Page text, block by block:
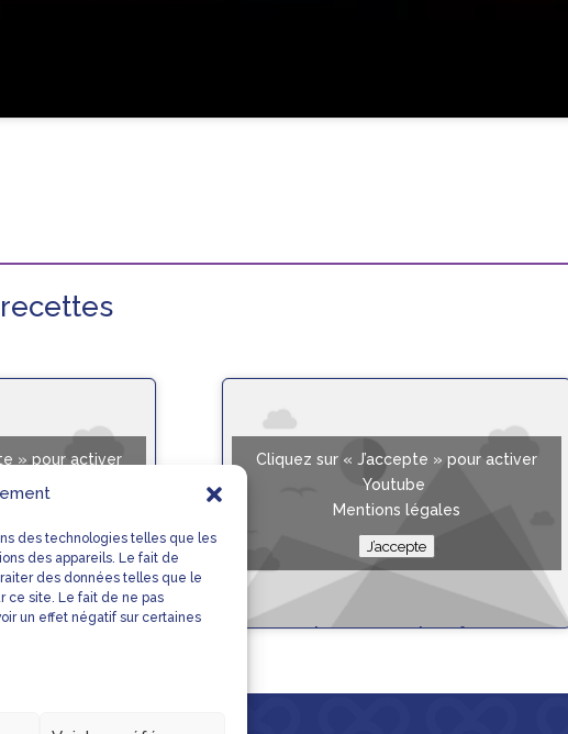
des technologies telles que les
des appareils. Le fait de
des données telles que le
ce site. Le fait de ne pas
un effet négatif sur certaines
–
» pour activer
Gaspacho concombre feta –
Fiche Recette
Cliquez sur « J’accepte » pour activer
Youtube
Mentions légales
J’accepte